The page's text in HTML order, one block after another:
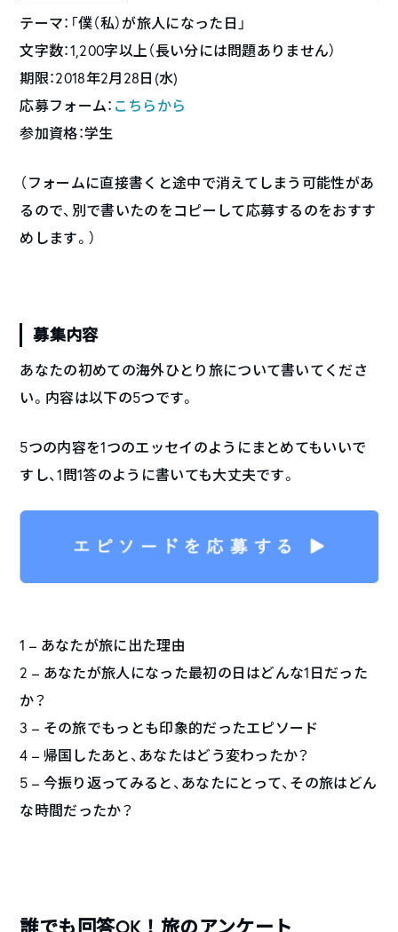
テーマ：「僕（私）が旅人になった日」
文字数：1,200字以上（長い分には問題ありません）
期限：2018年2月28日(水)
応募フォーム： こちらから
参加資格：学生
（フォームに直接書くと途中で消えてしまう可能性があ
るので、別で書いたのをコピーして応募するのをおすす
めします。）
募集内容
あなたの初めての海外ひとり旅について書いてくださ
い。内容は以下の5つです。
5つの内容を1つのエッセイのようにまとめてもいいで
すし、1問1答のように書いても大丈夫です。
1 – あなたが旅に出た理由
2 – あなたが旅人になった最初の日はどんな1日だった
か？
3 – その旅でもっとも印象的だったエピソード
4 – 帰国したあと、あなたはどう変わったか？
5 – 今振り返ってみると、あなたにとって、その旅はどん
な時間だったか？